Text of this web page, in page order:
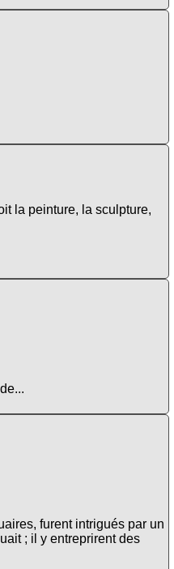
la peinture, la sculpture,
furent intrigués par un
; il y entreprirent des